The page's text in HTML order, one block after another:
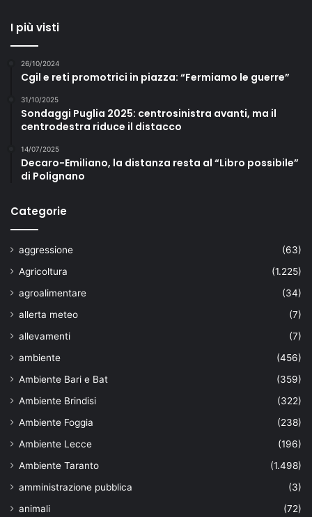
I più visti
26/10/2024
Cgil e reti promotrici in piazza: “Fermiamo le guerre”
31/10/2025
Sondaggi Puglia 2025: centrosinistra avanti, ma il
centrodestra riduce il distacco
14/07/2025
Decaro-Emiliano, la distanza resta al “Libro possibile”
di Polignano
Categorie
aggressione
(63)
Agricoltura
(1.225)
agroalimentare
(34)
allerta meteo
(7)
allevamenti
(7)
ambiente
(456)
Ambiente Bari e Bat
(359)
Ambiente Brindisi
(322)
Ambiente Foggia
(238)
Ambiente Lecce
(196)
Ambiente Taranto
(1.498)
amministrazione pubblica
(3)
animali
(72)